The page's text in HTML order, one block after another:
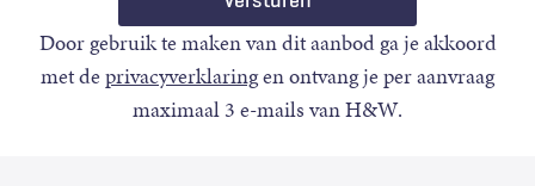
Door gebruik te maken van dit aanbod ga je akkoord
met deprivacyverklaringen ontvang je per aanvraag
maximaal 3 e-mails van H&W.